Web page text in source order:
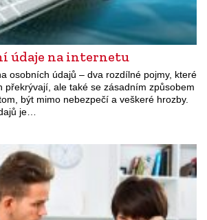
údaje na internetu
osobních údajů – dva rozdílné pojmy, které
překrývají, ale také se zásadním způsobem
být mimo nebezpečí a veškeré hrozby.
je…